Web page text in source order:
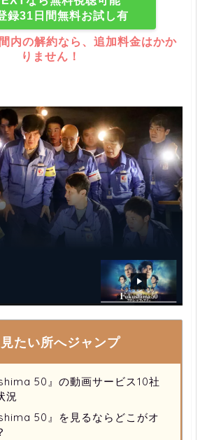
録31日間無料お試し有
内の解約なら、追加料金はかか
りません！
見たい所へジャンプ
50』の動画サービス10社
況
50』を見るならどこがオ